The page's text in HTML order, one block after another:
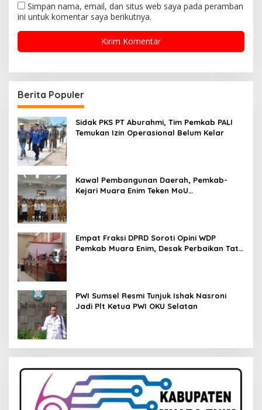
Simpan nama, email, dan situs web saya pada peramban
ini untuk komentar saya berikutnya.
Berita Populer
Sidak PKS PT Aburahmi, Tim Pemkab PALI
Temukan Izin Operasional Belum Kelar
Kawal Pembangunan Daerah, Pemkab-
Kejari Muara Enim Teken MoU
Empat Fraksi DPRD Soroti Opini WDP
Pemkab Muara Enim, Desak Perbaikan Tata
PWI Sumsel Resmi Tunjuk Ishak Nasroni
Jadi Plt Ketua PWI OKU Selatan